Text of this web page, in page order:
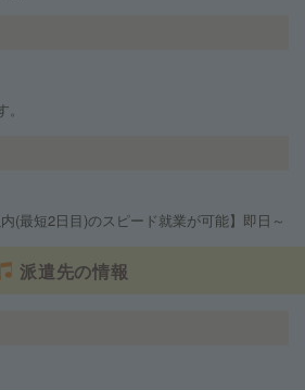
(最短2日目)のスピード就業が可能】即日～
派遣先の情報